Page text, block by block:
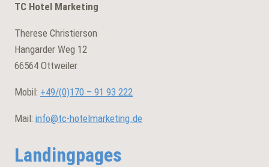
TC Hotel Marketing
Therese Christierson
Hangarder Weg 12
66564 Ottweiler
Mobil: +49/(0)170 – 91 93 222
Mail: info@tc-hotelmarketing.de
Landingpages